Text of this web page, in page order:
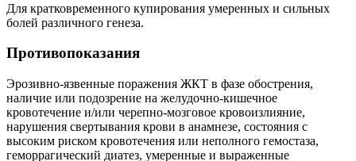
Для кратковременного купирования умеренных и сильных
болей различного генеза.
Противопоказания
Эрозивно-язвенные поражения ЖКТ в фазе обострения,
наличие или подозрение на желудочно-кишечное
кровотечение и/или черепно-мозговое кровоизлияние,
нарушения свертывания крови в анамнезе, состояния с
высоким риском кровотечения или неполного гемостаза,
геморрагический диатез, умеренные и выраженные